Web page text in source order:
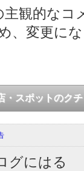
観的なコ
、変更に
・スポットのク
グにはる